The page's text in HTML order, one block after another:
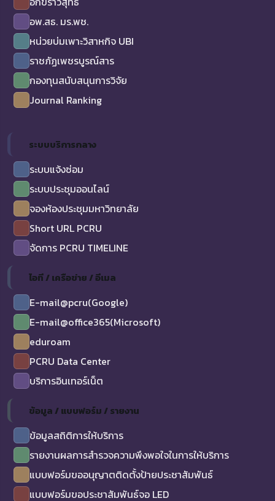
อพ.สธ. มร.พช.
หน่วยบ่มเพาะวิสาหกิจ UBI
ราชภัฏเพชรบูรณ์สาร
กองทุนสนับสนุนการวิจัย
Journal Ranking
ระบบบริการกลาง
ระบบแจ้งซ่อม
ระบบประชุมออนไลน์
จองห้องประชุมมหาวิทยาลัย
Short URL PCRU
จัดการ PCRU TIMELINE
ไอที / เครือข่าย / อีเมล
E-mail@pcru(Google)
E-mail@office365(Microsoft)
eduroam
PCRU Data Center
บริการอินเทอร์เน็ต
ข้อมูล / แบบฟอร์ม / รายงาน
ข้อมูลสถิติการให้บริการ
รายงานผลการสำรวจความพึงพอใจในการให้บริการ
แบบฟอร์มขออนุญาตติดตั้งป้ายประชาสัมพันธ์
แบบฟอร์มขอประชาสัมพันธ์จอ LED